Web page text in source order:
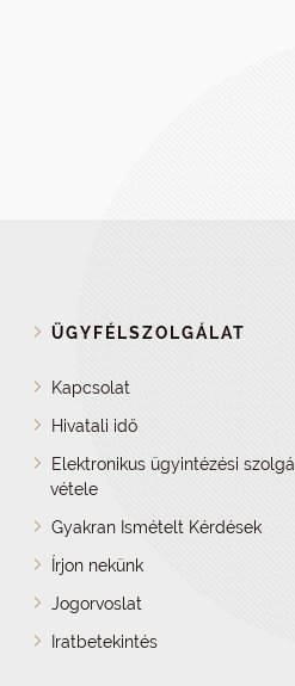
ÜGYFÉLSZOLGÁLAT
Kapcsolat
Hivatali idő
Elektronikus ügyintézési
vétele
Gyakran Ismételt Kérdések
Írjon nekünk
Jogorvoslat
Iratbetekintés